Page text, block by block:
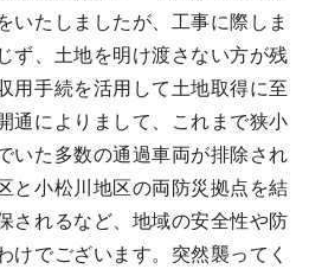
いたしましたが、工事に際しま
ず、土地を明け渡さない方が残
用手続を活用して土地取得に至
通によりまして、これまで狭小
いた多数の通過車両が排除され
と小松川地区の両防災拠点を結
されるなど、地域の安全性や防
けでございます。突然襲ってく